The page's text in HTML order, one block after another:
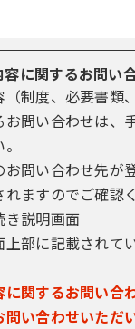
に関するお問い
制度、必要書類
問い合わせは、
お問い合わせ先が
ますのでご確認
き説明画面
上部に記載されて
関するお問い合
い合わせいただ